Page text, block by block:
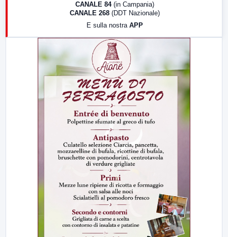
CANALE 84 (in Campania)
CANALE 268 (DDT Nazionale)
E sulla nostra APP